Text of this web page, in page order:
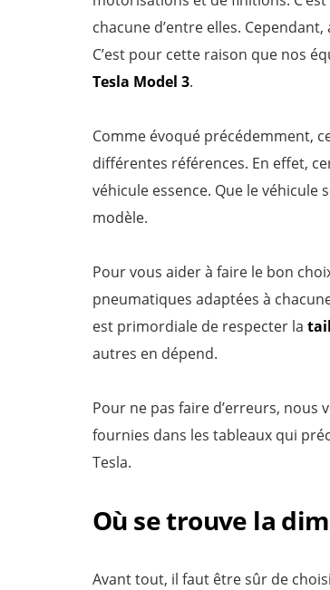
chacune d’entre elles.
C’est pour cette raison que nos
Tesla Model 3.
Comme évoqué précédemment,
différentes références. En effet,
véhicule essence. Que le
modèle.
Pour vous aider à faire le bon
pneumatiques adaptées à
est primordiale de respecter la
autres en dépend.
Pour ne pas faire d’erreurs,
fournies dans les tableaux qui
Tesla.
Où se trouve la
Avant tout, il faut être sûr de